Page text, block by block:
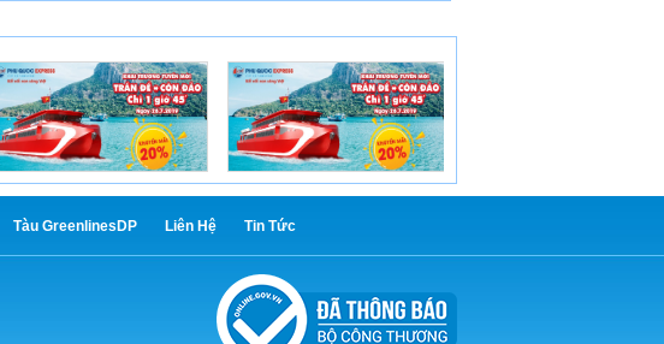
ty Cổ phần tàu cao tốc Phú
tuyến tàu cao tốc Vũng Tàu
– Côn Đảo - Vũng Tàu. Quý
khách vui lòng tham khảo
để biết lịch tàu chạy.
với các hãng tàu đang hoạt
động tuyến Phú Quốc và
cũng là kênh đặt vé tàu
Online hàng đầu
Tàu GreenlinesDP Liên Hệ Tin Tức